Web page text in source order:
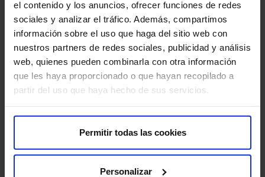
el contenido y los anuncios, ofrecer funciones de redes
sociales y analizar el tráfico. Además, compartimos
información sobre el uso que haga del sitio web con
nuestros partners de redes sociales, publicidad y análisis
web, quienes pueden combinarla con otra información
que les haya proporcionado o que hayan recopilado a
partir del uso que haya hecho de sus servicios.
Permitir todas las cookies
Personalizar
Año a año la Fundación Hospital Optimista abre el plazo
para elegir al Capitán Optimista y la Historia más
Optimista. Al…
Leer más